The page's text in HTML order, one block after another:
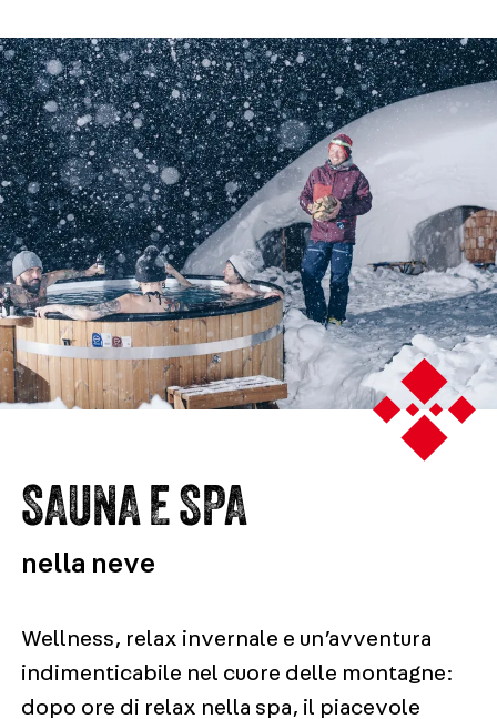
SAUNA E SPA
nella neve
Wellness, relax invernale e un’avventura
indimenticabile nel cuore delle montagne:
dopo ore di relax nella spa, il piacevole